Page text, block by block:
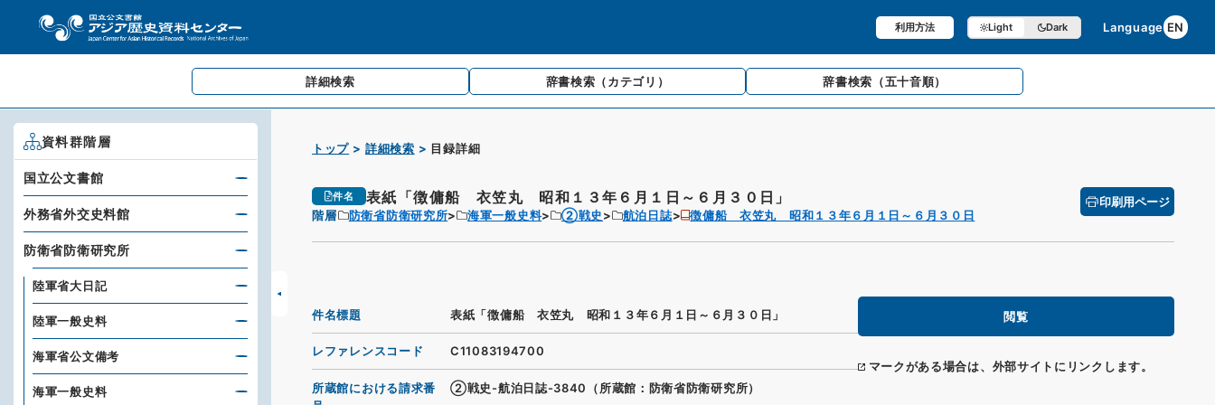
利用方法 Light Dark Language EN
詳細検索 辞書検索 （カテゴリ） 辞書検索 （五十音順）
トップ 詳細検索 目録詳細
件名 表紙「徴傭船 衣笠丸 昭和１３年６月１日～６月３０日」
階層 防衛省防衛研究所 海軍一般史料 ②戦史 航泊日誌 徴傭船 衣笠丸 昭和１３年６月１日～６月３０日
印刷用ページ
閲覧
マークがある場合は、外部サイトにリンクします。
件名標題 表紙「徴傭船 衣笠丸 昭和１３年６月１日～６月３０日」
レファレンスコード C11083194700
所蔵館における請求番
②戦史-航泊日誌-3840（所蔵館：防衛省防衛研究所）
資料群階層
国立公文書館
外務省外交史料館
防衛省防衛研究所
陸軍省大日記
陸軍一般史料
海軍省公文備考
海軍一般史料